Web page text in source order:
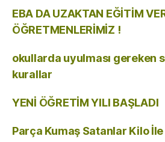
EBA DA UZAKTAN EĞİTİM
ÖĞRETMENLERİMİZ !
okullarda uyulması gereken
kurallar
YENİ ÖĞRETİM YILI BAŞLADI
Parça Kumaş Satanlar Kilo